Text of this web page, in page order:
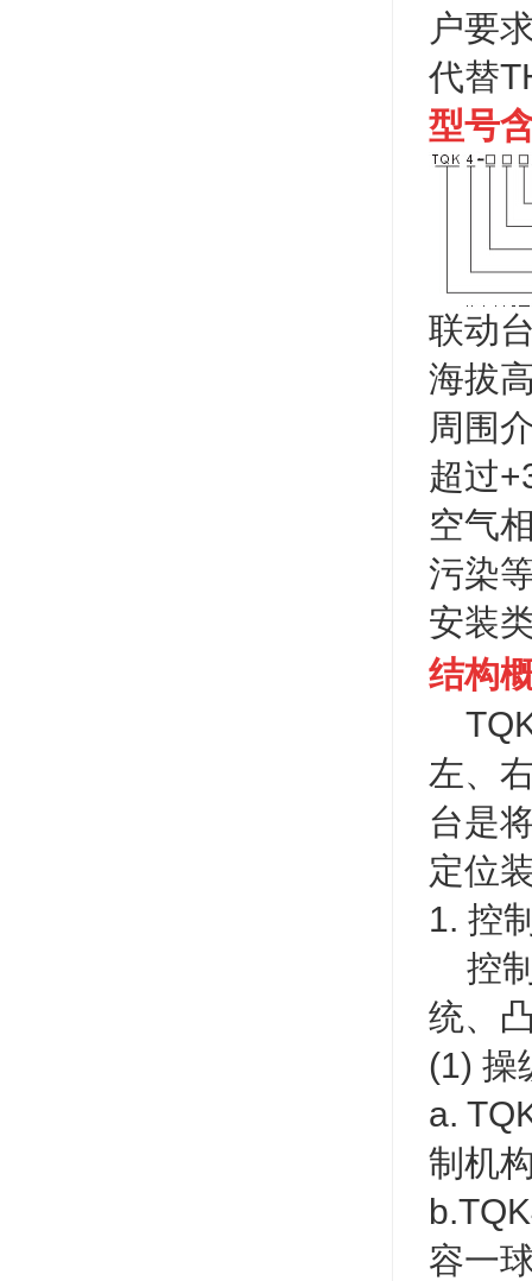
户要
代替
型号
联动
海拔
周围
超过
空气
污染
安装
结构
TQK
左、
台是
定位
1. 控
控制
统、
(1) 操
a.
制机
容一